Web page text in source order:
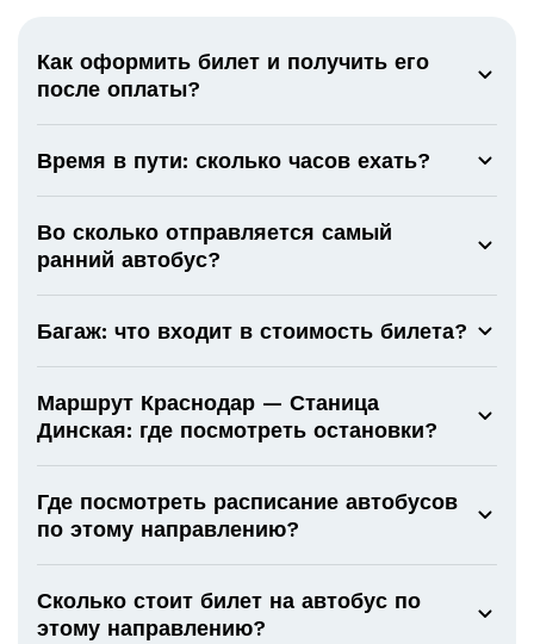
Как оформить билет и получить его
после оплаты?
Время в пути: сколько часов ехать?
Во сколько отправляется самый
ранний автобус?
Багаж: что входит в стоимость билета?
Маршрут Краснодар — Станица
Динская: где посмотреть остановки?
Где посмотреть расписание автобусов
по этому направлению?
Сколько стоит билет на автобус по
этому направлению?